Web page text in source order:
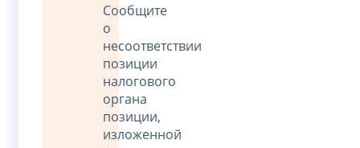
Сообщите
о
несоответствии
позиции
налогового
органа
позиции,
изложенной